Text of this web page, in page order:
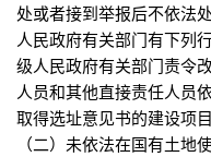
处或者接到举报后不依
人民政府有关部门有下列
级人民政府有关部门责令
人员和其他直接责任人
取得选址意见书的建设
（二）未依法在国有土